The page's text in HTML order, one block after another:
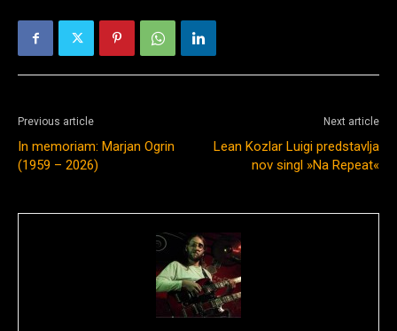
Previous article
In memoriam: Marjan Ogrin
(1959 – 2026)
Next article
Lean Kozlar Luigi predstavlja
nov singl »Na Repeat«